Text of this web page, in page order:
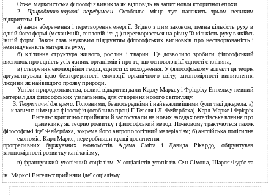
Отже, марксистська філософія виникла як відповідь на запит нової історичної епохи.
2. Природничо-науковіпередумови.Особливе місце тут належить трьом великим
відкриттям. Це:
а) закон збереження і перетворення енергії. Згідно з цим законом, певна кількість руху в
одній його формі (механічній, тепловій і т. д.) перетворюється на рівну їй кількість руху в якійсь
іншій формі. Закон став науковим підґрунтям філософських висновків про нестворюваність і
незнищуваність матерії та руху;
б) клітинна структура живого, рослин і тварин. Це дозволило зробити філософський
висновок про єдність усіх живих організмів і про те, що основою цієї єдності є клітина;
в) створення еволюційної теорії, єдності їх походження. У філософському аспекті ця теорія
аргументувала ідею безперервності еволюції органічного світу, закономірності виникнення
людини як найвищого прояву природи.
Успіхи природознавства, великі відкриття дали Карлу Марксу і Фрідріху Енгельсу певний
матеріал для філософських узагальнень, для створення нового світогляду.
3. Теоретичні джерела. Головними, безпосередніми і найважливішими були такі джерела: а)
класична німецька філософія (особливо праці Г. Гегеля і Л. Фейєрбаха). Карл Маркс і Фрідріх
Енгельс критично сприйняли й застосували на нових засадах гегелівське вчення про
діалектику як теорію розвитку і філософський метод. По-новому трактуються також
філософські ідеї Фейєрбаха, зокрема його антропологічний матеріалізм; б) англійська політична
економія. Карл Маркс, переробивши кращі досягнення
прогресивних буржуазних економістів Адама Сміта і Давида Рікардо, обґрунтував
закономірності розвитку капіталізму;
в) французький утопічний соціалізм. У соціалістів-утопістів Сен-Сімона, Шарля Фур'є та
ін. Маркс і Енгельссприйняли ідеї соціалізму.